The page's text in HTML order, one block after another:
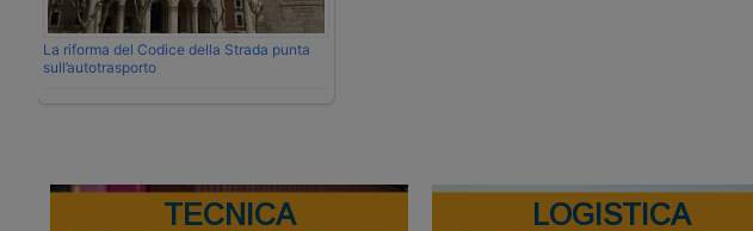
La riforma del Codice della Strada punta
sull’autotrasporto
TECNICA LOGISTICA